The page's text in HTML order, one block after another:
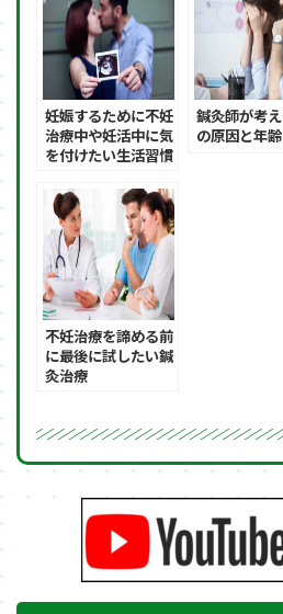
妊娠するために不妊
治療中や妊活中に気
を付けたい生活習慣
鍼灸師が考
の原因と年
不妊治療を諦める前
に最後に試したい鍼
灸治療